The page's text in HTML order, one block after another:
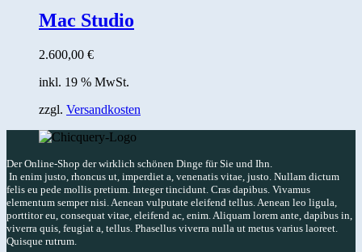
Mac Studio
2.600,00 €
inkl. 19 % MwSt.
zzgl. Versandkosten
Der Online-Shop der wirklich schönen Dinge für Sie und Ihn.
In enim justo, rhoncus ut, imperdiet a, venenatis vitae, justo. Nullam dictum
felis eu pede mollis pretium. Integer tincidunt. Cras dapibus. Vivamus
elementum semper nisi. Aenean vulputate eleifend tellus. Aenean leo ligula,
porttitor eu, consequat vitae, eleifend ac, enim. Aliquam lorem ante, dapibus in,
viverra quis, feugiat a, tellus. Phasellus viverra nulla ut metus varius laoreet.
Quisque rutrum.